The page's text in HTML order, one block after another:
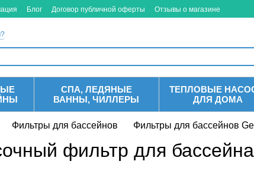
Блог Договор публичной оферты Отзывы о магазине
СПА, ЛЕДЯНЫЕ
ВАННЫ, ЧИЛЛЕРЫ
ТЕПЛОВЫЕ
ДЛЯ ДОМА
Фильтры для бассейнов Фильтры для бассейнов
фильтр для бассейна